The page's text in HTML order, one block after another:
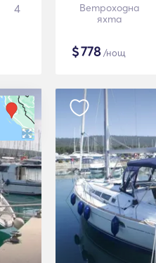
4
Ветроходна
яхта
$778/нощ